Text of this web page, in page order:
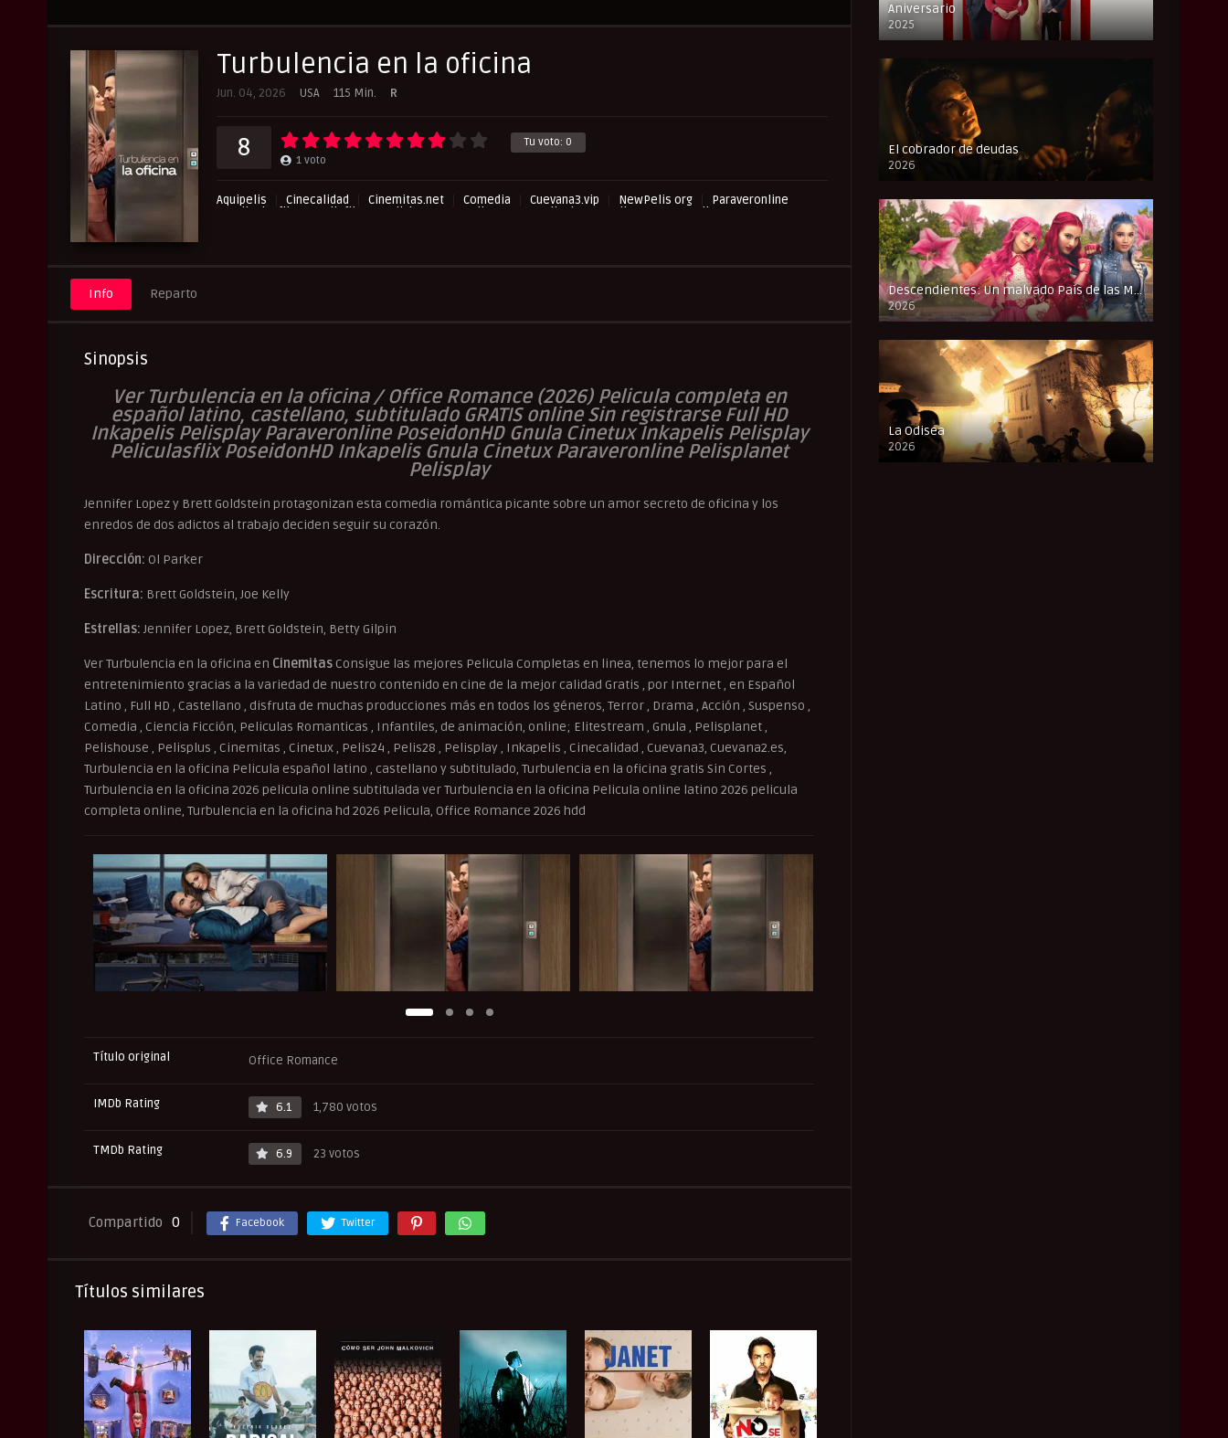
Turbulencia en la oficina
Jun. 04, 2026 USA 115 Min. R
Tu voto: 0
8 1 voto
Aquipelis Cinecalidad Cinemitas.net Comedia Cuevana3.vip NewPelis org
Paraveronline
Peliculasflix
Pelisflix Pelishouse Pelismart Pelisplay Pelispop RepelisHD.TV
Info Reparto
Sinopsis
Ver Turbulencia en la oficina / Office Romance (2026) Pelicula completa en
español latino, castellano, subtitulado GRATIS online Sin registrarse Full HD
Inkapelis Pelisplay Paraveronline PoseidonHD Gnula Cinetux Inkapelis Pelisplay
Peliculasflix PoseidonHD Inkapelis Gnula Cinetux Paraveronline Pelisplanet
Pelisplay
Jennifer Lopez y Brett Goldstein protagonizan esta comedia romántica picante sobre un amor secreto de oficina y los
enredos de dos adictos al trabajo deciden seguir su corazón.
Dirección: Ol Parker
Escritura: Brett Goldstein, Joe Kelly
Estrellas: Jennifer Lopez, Brett Goldstein, Betty Gilpin
Ver Turbulencia en la oficina en Cinemitas Consigue las mejores Pelicula Completas en linea, tenemos lo mejor para el
entretenimiento gracias a la variedad de nuestro contenido en cine de la mejor calidad Gratis , por Internet , en Español
Latino , Full HD , Castellano , disfruta de muchas producciones más en todos los géneros, Terror , Drama , Acción , Suspenso ,
Comedia , Ciencia Ficción, Peliculas Romanticas , Infantiles, de animación, online; Elitestream , Gnula , Pelisplanet ,
Pelishouse , Pelisplus , Cinemitas , Cinetux , Pelis24 , Pelis28 , Pelisplay , Inkapelis , Cinecalidad , Cuevana3, Cuevana2.es,
Turbulencia en la oficina Pelicula español latino , castellano y subtitulado, Turbulencia en la oficina gratis Sin Cortes ,
Turbulencia en la oficina 2026 pelicula online subtitulada ver Turbulencia en la oficina Pelicula online latino 2026 pelicula
completa online, Turbulencia en la oficina hd 2026 Pelicula, Office Romance 2026 hdd
Título original Office Romance
IMDb Rating 6.1 1,780 votos
TMDb Rating 6.9 23 votos
Compartido 0 Facebook Twitter
Títulos similares
Aniversario
2025
FULL HD
El cobrador de deudas
2026
FULL HD
Descendientes: Un malvado País de las Maravillas
2026
FULL HD
La Odisea
2026
CAM